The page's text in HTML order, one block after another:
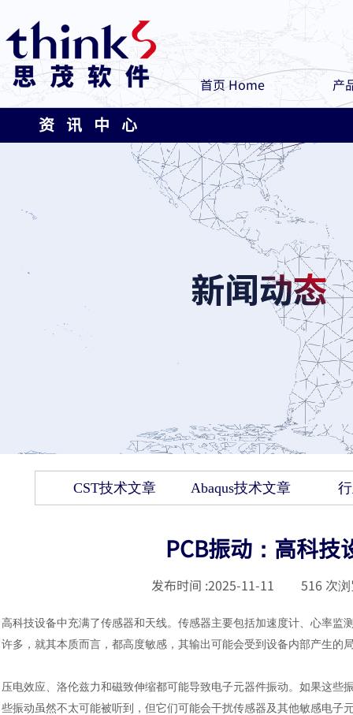
首页 Home 产
资 讯 中 心
CST技术文章 Abaqus技术文章
PCB振动：高科技
发布时间 :2025-11-11 516 次
高科技设备中充满了传感器和天线。传感器主要包括加速度计、心率监
许多，就其本质而言，都高度敏感，其输出可能会受到设备内部产生的
压电效应、洛伦兹力和磁致伸缩都可能导致电子元器件振动。如果这些
些振动虽然不太可能被听到，但它们可能会干扰传感器及其他敏感电